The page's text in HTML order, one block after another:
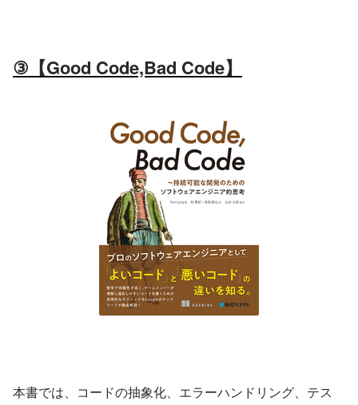
③【Good Code,Bad Code】
本書では、コードの抽象化、エラーハンドリング、テス